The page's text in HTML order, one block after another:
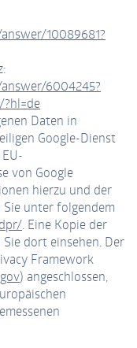
10089681?
6004245?
Daten in
Google-Dienst
von Google
hierzu und der
unter folgendem
. Eine Kopie der
dort einsehen. Der
Framework
) angeschlossen,